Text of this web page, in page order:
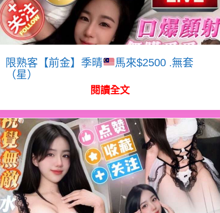
限熟客【前金】季晴
馬來$2500 .無套
（星）
閱讀全文